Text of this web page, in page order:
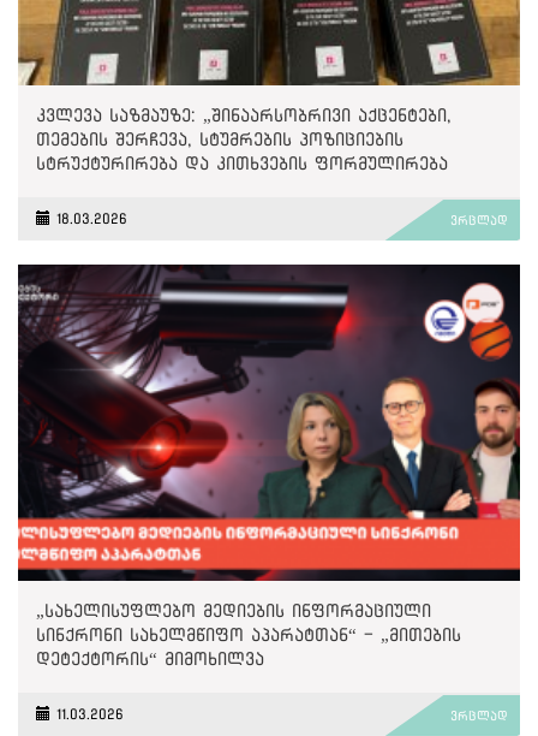
კვლევა საზმაუზე: „შინაარსობრივი აქცენტები,
თემების შერჩევა, სტუმრების პოზიციების
სტრუქტურირება და კითხვების ფორმულირება
პოლიტიკასა და ნარატივებთან“
18.03.2026 ვრცლად
„სახელისუფლებო მედიების ინფორმაციული
სინქრონი სახელმწიფო აპარატთან“ - „მითების
დეტექტორის“ მიმოხილვა
11.03.2026 ვრცლად